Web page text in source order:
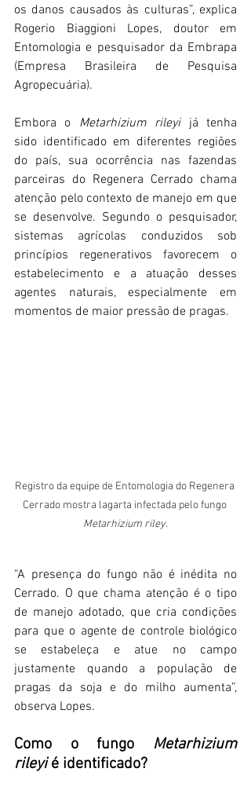
os danos causados às culturas”, explica
Rogerio Biaggioni Lopes, doutor em
Entomologia e pesquisador da Embrapa
(Empresa Brasileira de Pesquisa
Agropecuária).
Embora o Metarhizium rileyi já tenha
sido identificado em diferentes regiões
do país, sua ocorrência nas fazendas
parceiras do Regenera Cerrado chama
atenção pelo contexto de manejo em que
se desenvolve. Segundo o pesquisador,
sistemas agrícolas conduzidos sob
princípios regenerativos favorecem o
estabelecimento e a atuação desses
agentes naturais, especialmente em
momentos de maior pressão de pragas.
Registro da equipe de Entomologia do Regenera
Cerrado mostra lagarta infectada pelo fungo
Metarhizium riley.
“A presença do fungo não é inédita no
Cerrado. O que chama atenção é o tipo
de manejo adotado, que cria condições
para que o agente de controle biológico
se estabeleça e atue no campo
justamente quando a população de
pragas da soja e do milho aumenta”,
observa Lopes.
Como o fungo Metarhizium
rileyi é identificado?